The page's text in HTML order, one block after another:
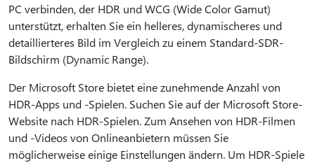
PC verbinden, der HDR und WCG (Wide Color Gamut)
unterstützt, erhalten Sie ein helleres, dynamischeres und
detaillierteres Bild im Vergleich zu einem Standard-SDR-
Bildschirm (Dynamic Range).
Der Microsoft Store bietet eine zunehmende Anzahl von
HDR-Apps und -Spielen. Suchen Sie auf der Microsoft Store-
Website nach HDR-Spielen. Zum Ansehen von HDR-Filmen
und -Videos von Onlineanbietern müssen Sie
möglicherweise einige Einstellungen ändern. Um HDR-Spiele